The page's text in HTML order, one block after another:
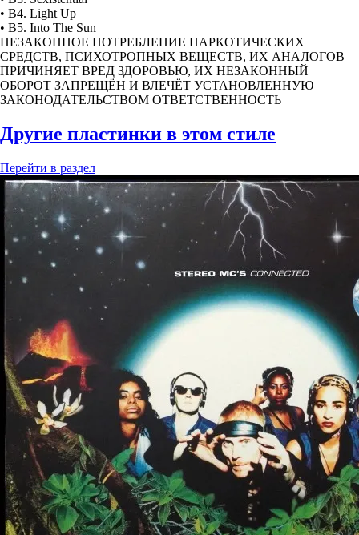
• B4. Light Up
• B5. Into The Sun
НЕЗАКОННОЕ ПОТРЕБЛЕНИЕ НАРКОТИЧЕСКИХ
СРЕДСТВ, ПСИХОТРОПНЫХ ВЕЩЕСТВ, ИХ АНАЛОГОВ
ПРИЧИНЯЕТ ВРЕД ЗДОРОВЬЮ, ИХ НЕЗАКОННЫЙ
ОБОРОТ ЗАПРЕЩЁН И ВЛЕЧЁТ УСТАНОВЛЕННУЮ
ЗАКОНОДАТЕЛЬСТВОМ ОТВЕТСТВЕННОСТЬ
Другие пластинки в этом стиле
Перейти в раздел